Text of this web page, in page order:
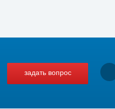
задать вопрос